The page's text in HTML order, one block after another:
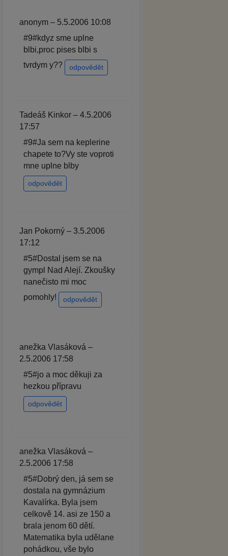
anonym – 5.5.2006 10:08
#9#kdyz sme uplne
blbi,proc pises blbi s
tvrdym y??
odpovědět
Tadeáš Kinkor – 4.5.2006
17:57
#9#Ja sem na keplerine
chapete to?Vy ste voproti
mne uplne blby
odpovědět
Jan Pokorný – 3.5.2006
17:12
#5#Dostal jsem se na
gympl Nad Alejí. Zkoušky
nanečisto mi moc
pomohly!
odpovědět
anežka Vlasáková –
2.5.2006 17:58
#5#jo a moc děkuji za
hezkou přípravu
odpovědět
anežka Vlasáková –
2.5.2006 17:58
#5#Dobrý den, já sem se
dostala na gymnázium
Kavalírka. Byla jsem
celkově 14. asi ze 150 a
brala jenom 60 dětí.
Matematika byla udělane
pohádkou, vše bylo